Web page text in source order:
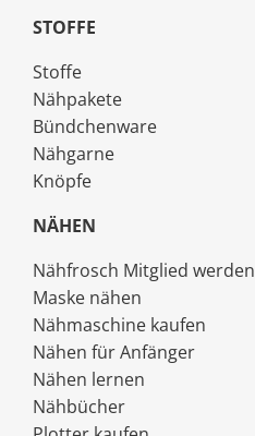
STOFFE
Stoffe
Nähpakete
Bündchenware
Nähgarne
Knöpfe
NÄHEN
Nähfrosch Mitglied werden
Maske nähen
Nähmaschine kaufen
Nähen für Anfänger
Nähen lernen
Nähbücher